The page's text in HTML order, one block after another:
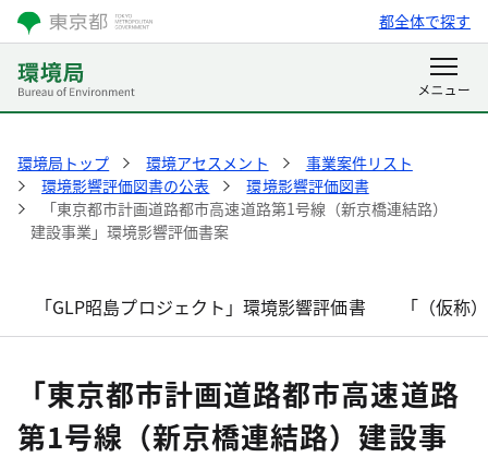
都全体で探す
環境局トップ 環境アセスメント
事業案件リスト
環境影響評価図書の公表
環境影響評価図書
「東京都市計画道路都市高速道路第1号線（新京橋連結路）
建設事業」環境影響評価書案
「GLP昭島プロジェクト」環境影響評価書 「（仮称
「東京都市計画道路都市高速道路
第1号線（新京橋連結路）建設事